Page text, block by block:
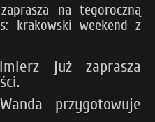
na tegoroczną
krakowski weekend z
już zaprasza
przygotowuje